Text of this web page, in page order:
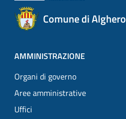
Comune di Alghero
AMMINISTRAZIONE
Organi di governo
Aree amministrative
Uffici